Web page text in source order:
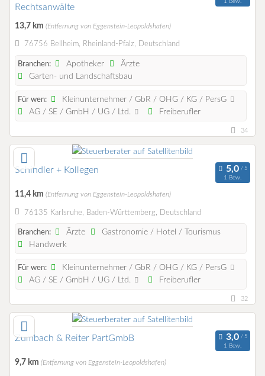
Rechtsanwälte
13,7 km (Entfernung von Eggenstein-Leopoldshafen)
76756 Bellheim, Rheinland-Pfalz, Deutschland
Branchen: Apotheker
Ärzte
Garten- und Landschaftsbau
Für wen:
Kleinunternehmer / GbR / OHG / KG / PersG
AG / SE / GmbH / UG / Ltd.
Freiberufler
34
Schindler + Kollegen
1 Bew.
11,4 km (Entfernung von Eggenstein-Leopoldshafen)
76135 Karlsruhe, Baden-Württemberg, Deutschland
Branchen: Ärzte
Gastronomie / Hotel / Tourismus
Handwerk
Für wen:
Kleinunternehmer / GbR / OHG / KG / PersG
AG / SE / GmbH / UG / Ltd.
Freiberufler
32
Zumbach & Reiter PartGmbB
1 Bew.
9,7 km (Entfernung von Eggenstein-Leopoldshafen)